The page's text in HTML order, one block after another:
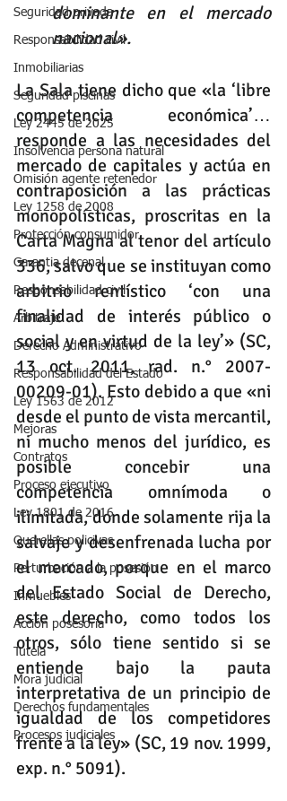
Seguridad privada
Responsabilidad civil
Inmobiliarias
Seguridad piscinas
Ley 2445 de 2025
Insolvencia persona natural
Omisión agente retenedor
Ley 1258 de 2008
Protección consumidor
Garantia decenal
Responsabilidad civil
Arbitraje
Derecho Administrativo
Responsabilidad del Estado
Ley 1563 de 2012
Mejoras
Contratos
Proceso ejecutivo
Ley 1801 de 2016
Querellas policivas
Perturbación a la posesión
Inmuebles
Acción posesoria
Tutela
Mora judicial
Derechos fundamentales
Procesos judiciales
dominante en el mercado
nacional».
La Sala tiene dicho que «la ‘libre
competencia económica’…
responde a las necesidades del
mercado de capitales y actúa en
contraposición a las prácticas
monopolísticas, proscritas en la
Carta Magna al tenor del artículo
336, salvo que se instituyan como
arbitrio rentístico ‘con una
finalidad de interés público o
social y en virtud de la ley’» (SC,
13 oct. 2011, rad. n.° 2007-
00209-01). Esto debido a que «ni
desde el punto de vista mercantil,
ni mucho menos del jurídico, es
posible concebir una
competencia omnímoda o
ilimitada, donde solamente rija la
salvaje y desenfrenada lucha por
el mercado, porque en el marco
del Estado Social de Derecho,
este derecho, como todos los
otros, sólo tiene sentido si se
entiende bajo la pauta
interpretativa de un principio de
igualdad de los competidores
frente a la ley» (SC, 19 nov. 1999,
exp. n.° 5091).